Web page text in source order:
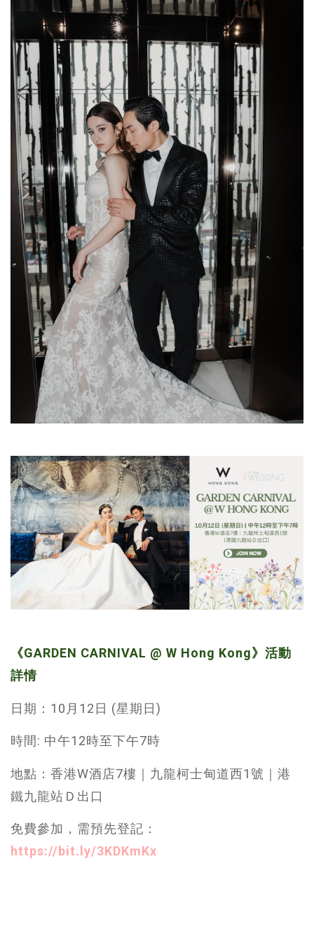
《GARDEN CARNIVAL @ W Hong Kong》活動
詳情
日期：10月12日 (星期日)
時間: 中午12時至下午7時
地點：香港W酒店7樓｜九龍柯士甸道西1號｜港
鐵九龍站Ｄ出口
免費參加，需預先登記：
https://bit.ly/3KDKmKx